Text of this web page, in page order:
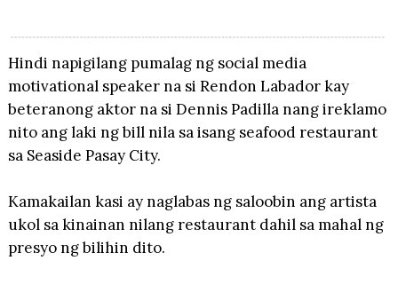
Hindi napigilang pumalag ng social media
motivational speaker na si Rendon Labador kay
beteranong aktor na si Dennis Padilla nang ireklamo
nito ang laki ng bill nila sa isang seafood restaurant
sa Seaside Pasay City.
Kamakailan kasi ay naglabas ng saloobin ang artista
ukol sa kinainan nilang restaurant dahil sa mahal ng
presyo ng bilihin dito.